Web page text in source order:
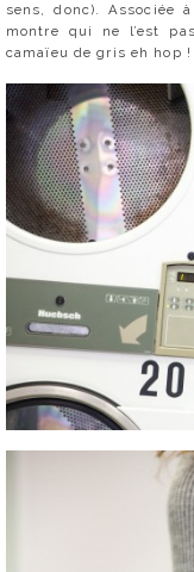
sens, donc). Associée
montre qui ne l’est
camaïeu de gris eh hop !